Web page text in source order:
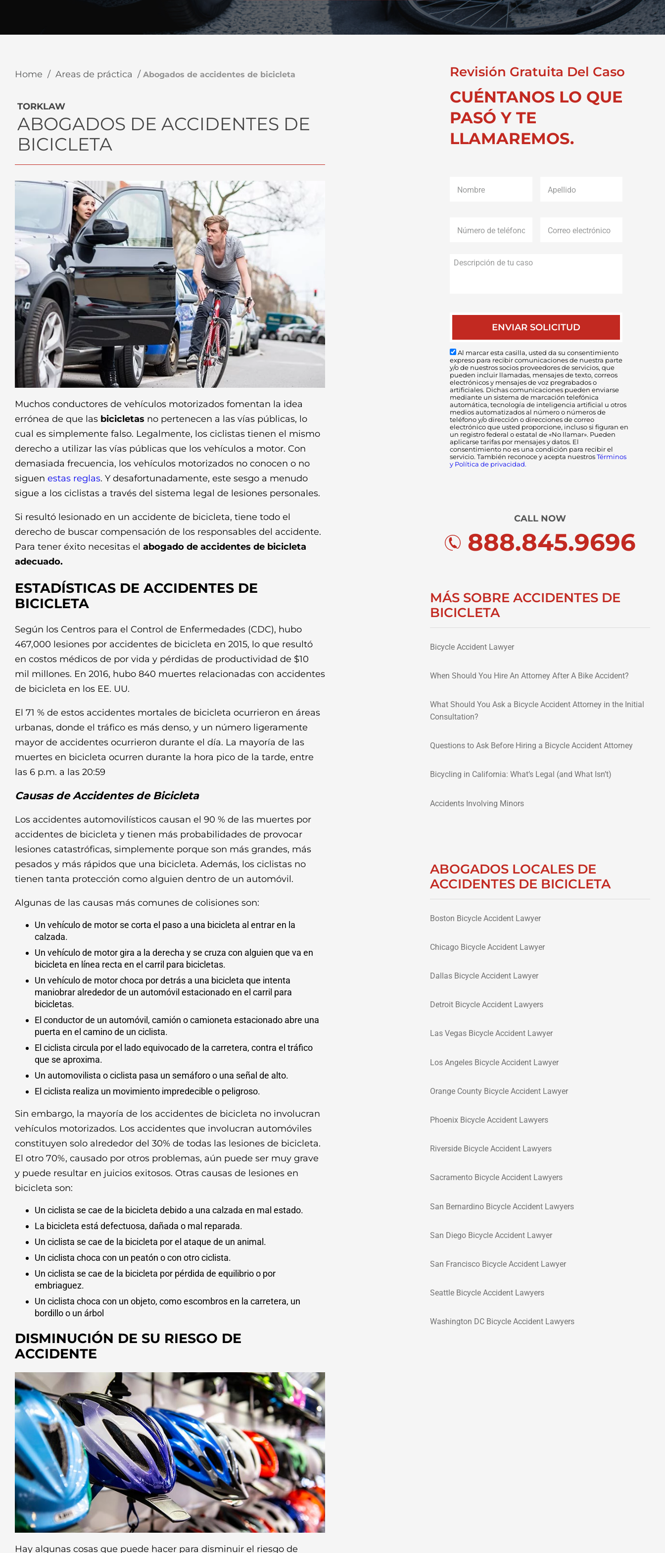
open
menu.
Home / Areas de práctica / Abogados de accidentes de bicicleta
TORKLAW
ABOGADOS DE ACCIDENTES DE
BICICLETA
Muchos conductores de vehículos motorizados fomentan la idea
errónea de que las bicicletas no pertenecen a las vías públicas, lo
cual es simplemente falso. Legalmente, los ciclistas tienen el mismo
derecho a utilizar las vías públicas que los vehículos a motor. Con
demasiada frecuencia, los vehículos motorizados no conocen o no
siguen estas reglas. Y desafortunadamente, este sesgo a menudo
sigue a los ciclistas a través del sistema legal de lesiones personales.
Si resultó lesionado en un accidente de bicicleta, tiene todo el
derecho de buscar compensación de los responsables del accidente.
Para tener éxito necesitas el abogado de accidentes de bicicleta
adecuado.
ESTADÍSTICAS DE ACCIDENTES DE
BICICLETA
Según los Centros para el Control de Enfermedades (CDC), hubo
467,000 lesiones por accidentes de bicicleta en 2015, lo que resultó
en costos médicos de por vida y pérdidas de productividad de $10
mil millones. En 2016, hubo 840 muertes relacionadas con accidentes
de bicicleta en los EE. UU.
El 71 % de estos accidentes mortales de bicicleta ocurrieron en áreas
urbanas, donde el tráfico es más denso, y un número ligeramente
mayor de accidentes ocurrieron durante el día. La mayoría de las
muertes en bicicleta ocurren durante la hora pico de la tarde, entre
las 6 p.m. a las 20:59
Causas de Accidentes de Bicicleta
Los accidentes automovilísticos causan el 90 % de las muertes por
accidentes de bicicleta y tienen más probabilidades de provocar
lesiones catastróficas, simplemente porque son más grandes, más
pesados ​​y más rápidos que una bicicleta. Además, los ciclistas no
tienen tanta protección como alguien dentro de un automóvil.
Algunas de las causas más comunes de colisiones son:
Un vehículo de motor se corta el paso a una bicicleta al entrar en la
calzada.
Un vehículo de motor gira a la derecha y se cruza con alguien que va en
bicicleta en línea recta en el carril para bicicletas.
Un vehículo de motor choca por detrás a una bicicleta que intenta
maniobrar alrededor de un automóvil estacionado en el carril para
bicicletas.
El conductor de un automóvil, camión o camioneta estacionado abre una
puerta en el camino de un ciclista.
El ciclista circula por el lado equivocado de la carretera, contra el tráfico
que se aproxima.
Un automovilista o ciclista pasa un semáforo o una señal de alto.
El ciclista realiza un movimiento impredecible o peligroso.
Sin embargo, la mayoría de los accidentes de bicicleta no involucran
vehículos motorizados. Los accidentes que involucran automóviles
constituyen solo alrededor del 30% de todas las lesiones de bicicleta.
El otro 70%, causado por otros problemas, aún puede ser muy grave
y puede resultar en juicios exitosos. Otras causas de lesiones en
bicicleta son:
Un ciclista se cae de la bicicleta debido a una calzada en mal estado.
La bicicleta está defectuosa, dañada o mal reparada.
Un ciclista se cae de la bicicleta por el ataque de un animal.
Un ciclista choca con un peatón o con otro ciclista.
Un ciclista se cae de la bicicleta por pérdida de equilibrio o por
embriaguez.
Un ciclista choca con un objeto, como escombros en la carretera, un
bordillo o un árbol
DISMINUCIÓN DE SU RIESGO DE
ACCIDENTE
Hay algunas cosas que puede hacer para disminuir el riesgo de
Revisión Gratuita Del Caso
CUÉNTANOS LO QUE
PASÓ Y TE
LLAMAREMOS.
de
electrónico *
Al marcar esta casilla, usted da su consentimiento
expreso para recibir comunicaciones de nuestra parte
y/o de nuestros socios proveedores de servicios, que
pueden incluir llamadas, mensajes de texto, correos
electrónicos y mensajes de voz pregrabados o
artificiales. Dichas comunicaciones pueden enviarse
mediante un sistema de marcación telefónica
automática, tecnología de inteligencia artificial u otros
medios automatizados al número o números de
teléfono y/o dirección o direcciones de correo
electrónico que usted proporcione, incluso si figuran en
un registro federal o estatal de «No llamar». Pueden
aplicarse tarifas por mensajes y datos. El
consentimiento no es una condición para recibir el
servicio. También reconoce y acepta nuestrosTérminos
y Política de privacidad.
CALL NOW
888.845.9696
MÁS SOBRE ACCIDENTES DE
BICICLETA
Bicycle Accident Lawyer
When Should You Hire An Attorney After A Bike Accident?
What Should You Ask a Bicycle Accident Attorney in the Initial
Consultation?
Questions to Ask Before Hiring a Bicycle Accident Attorney
Bicycling in California: What’s Legal (and What Isn’t)
Accidents Involving Minors
ABOGADOS LOCALES DE
ACCIDENTES DE BICICLETA
Boston Bicycle Accident Lawyer
Chicago Bicycle Accident Lawyer
Dallas Bicycle Accident Lawyer
Detroit Bicycle Accident Lawyers
Las Vegas Bicycle Accident Lawyer
Los Angeles Bicycle Accident Lawyer
Orange County Bicycle Accident Lawyer
Phoenix Bicycle Accident Lawyers
Riverside Bicycle Accident Lawyers
Sacramento Bicycle Accident Lawyers
San Bernardino Bicycle Accident Lawyers
San Diego Bicycle Accident Lawyer
San Francisco Bicycle Accident Lawyer
Seattle Bicycle Accident Lawyers
Washington DC Bicycle Accident Lawyers